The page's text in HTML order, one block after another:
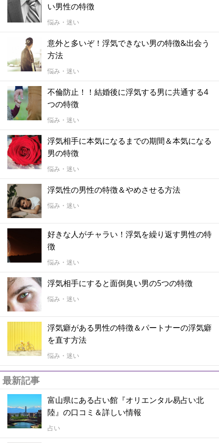
い男性の特徴
悩み・迷い
意外と多いぞ！浮気できない男の特徴&出会う
方法
悩み・迷い
不倫防止！！結婚後に浮気する男に共通する4
つの特徴
悩み・迷い
浮気相手に本気になるまでの期間＆本気になる
男の特徴
悩み・迷い
浮気性の男性の特徴＆やめさせる方法
悩み・迷い
好きな人がチャラい！浮気を繰り返す男性の特
徴
悩み・迷い
浮気相手にすると面倒臭い男の5つの特徴
悩み・迷い
浮気癖がある男性の特徴＆パートナーの浮気癖
を直す方法
悩み・迷い
最新記事
富山県にある占い館『オリエンタル易占い北
陸』の口コミ＆詳しい情報
占い